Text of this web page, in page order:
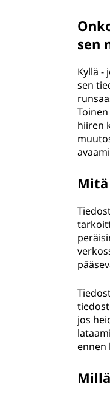
sen
Kyllä -
sen
hiiren
jos
ennen